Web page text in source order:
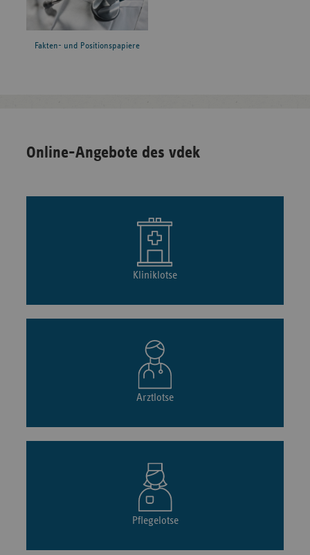
Fakten- und Positionspapiere
Online-Angebote des vdek
Kliniklotse
Arztlotse
Pflegelotse